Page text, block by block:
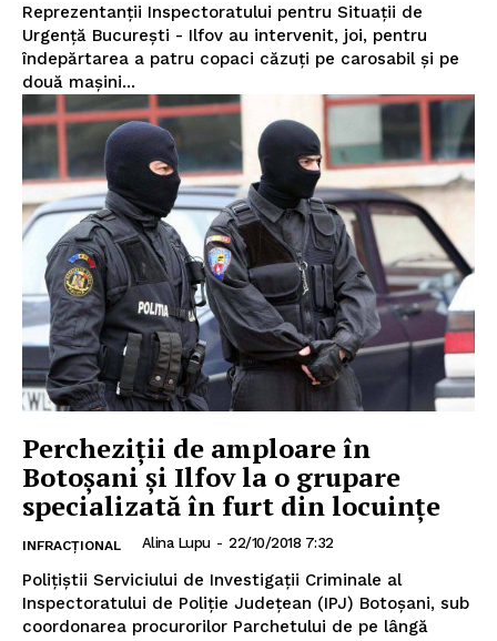
Reprezentanţii Inspectoratului pentru Situaţii de
Urgenţă Bucureşti - Ilfov au intervenit, joi, pentru
îndepărtarea a patru copaci căzuţi pe carosabil şi pe
două maşini...
Percheziții de amploare în
Botoșani și Ilfov la o grupare
specializată în furt din locuințe
INFRACȚIONAL Alina Lupu - 22/10/2018 7:32
Poliţiştii Serviciului de Investigaţii Criminale al
Inspectoratului de Poliţie Judeţean (IPJ) Botoşani, sub
coordonarea procurorilor Parchetului de pe lângă